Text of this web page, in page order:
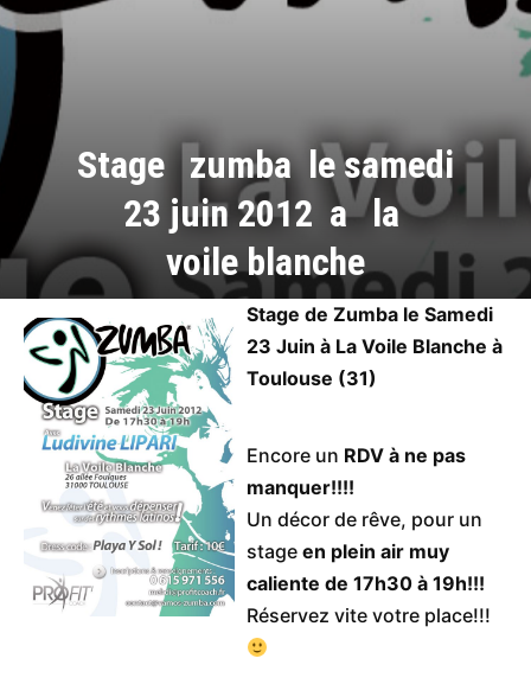
Stage zumba le samedi
23 juin 2012 a la
voile blanche
Stage de Zumba le Samedi
23 Juin à La Voile Blanche à
Toulouse (31)
Encore un RDV à ne pas
manquer!!!!
Un décor de rêve, pour un
stage en plein air muy
caliente de 17h30 à 19h!!!
Réservez vite votre place!!!